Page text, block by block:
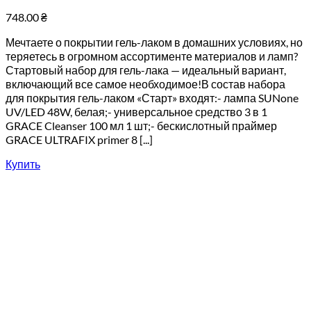
748.00₴
Мечтаете о покрытии гель-лаком в домашних условиях, но
теряетесь в огромном ассортименте материалов и ламп?
Стартовый набор для гель-лака — идеальный вариант,
включающий все самое необходимое!В состав набора
для покрытия гель-лаком «Старт» входят:- лампа SUNone
UV/LED 48W, белая;- универсальное средство 3 в 1
GRACE Cleanser 100 мл 1 шт;- бескислотный праймер
GRACE ULTRAFIX primer 8 [...]
Купить